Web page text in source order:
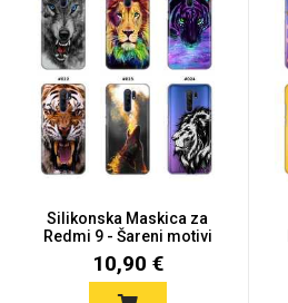
Silikonska Maskica za
Redmi 9 - Šareni motivi
10,90 €